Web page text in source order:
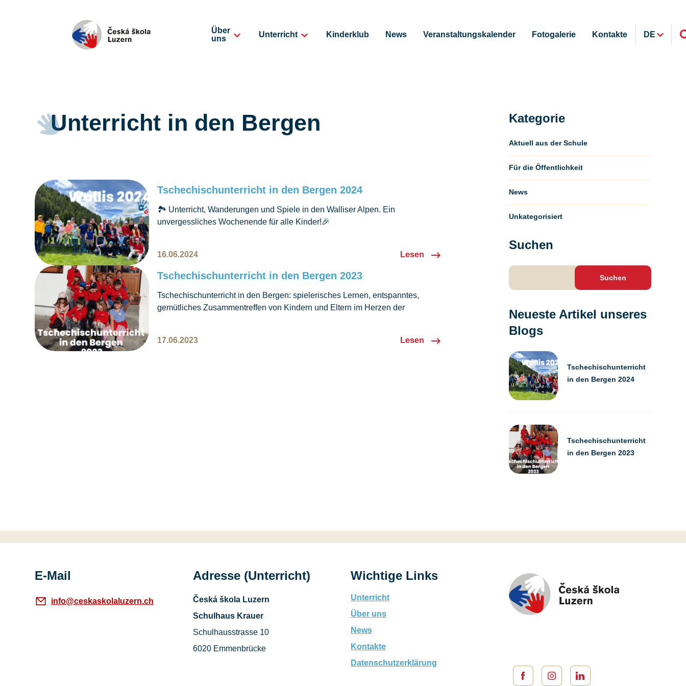
Über
uns
Unterricht Kinderklub News Veranstaltungskalender Fotogalerie Kontakte DE
Unterricht in den Bergen
Tschechischunterricht in den Bergen 2024
🏞️ Unterricht, Wanderungen und Spiele in den Walliser Alpen. Ein
unvergessliches Wochenende für alle Kinder!🎉
16.06.2024 Lesen
Tschechischunterricht in den Bergen 2023
Tschechischunterricht in den Bergen: spielerisches Lernen, entspanntes,
gemütliches Zusammentreffen von Kindern und Eltern im Herzen der
Tschechischunterricht in den Bergen durchführen. Es war grossartig! Als
17.06.2023 Lesen
Kategorie
Aktuell aus der Schule
Für die Öffentlichkeit
News
Unkategorisiert
Suchen
Neueste Artikel unseres
Blogs
Tschechischunterricht
in den Bergen 2024
Tschechischunterricht
in den Bergen 2023
E-Mail
info@ceskaskolaluzern.ch
Adresse (Unterricht)
Česká škola Luzern
Schulhaus Krauer
Schulhausstrasse 10
6020 Emmenbrücke
Wichtige Links
Unterricht
Über uns
News
Kontakte
Datenschutzerklärung